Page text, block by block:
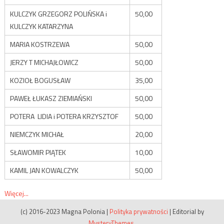
KULCZYK GRZEGORZ POLIŃSKA i
KULCZYK KATARZYNA
50,00
MARIA KOSTRZEWA
50,00
JERZY T MICHAJŁOWICZ
50,00
KOZIOŁ BOGUSŁAW
35,00
PAWEŁ ŁUKASZ ZIEMIAŃSKI
50,00
POTERA LIDIA i POTERA KRZYSZTOF
50,00
NIEMCZYK MICHAŁ
20,00
SŁAWOMIR PIĄTEK
10,00
KAMIL JAN KOWALCZYK
50,00
Więcej...
(c) 2016-2023 Magna Polonia | Polityka prywatności | Editorial by